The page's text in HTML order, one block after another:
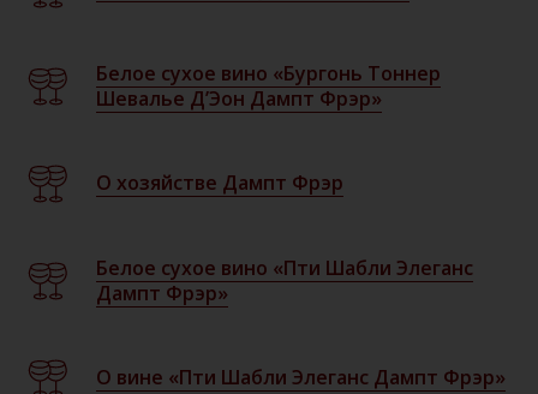
Белое сухое вино «Бургонь Тоннер
Шевалье Д’Эон Дампт Фрэр»
О хозяйстве Дампт Фрэр
Белое сухое вино «Пти Шабли Элеганс
Дампт Фрэр»
О вине «Пти Шабли Элеганс Дампт Фрэр»